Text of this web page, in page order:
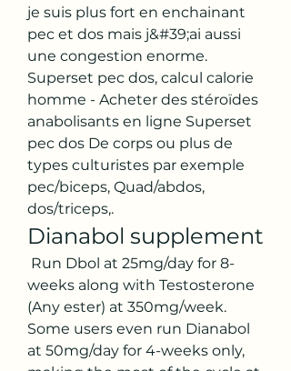
je suis plus fort en enchainant
pec et dos mais j&#39;ai aussi
une congestion enorme.
Superset pec dos, calcul calorie
homme - Acheter des stéroïdes
anabolisants en ligne Superset
pec dos De corps ou plus de
types culturistes par exemple
pec/biceps, Quad/abdos,
dos/triceps,.
Dianabol supplement
weeks along with Testosterone
(Any ester) at 350mg/week.
Some users even run Dianabol
at 50mg/day for 4-weeks only,